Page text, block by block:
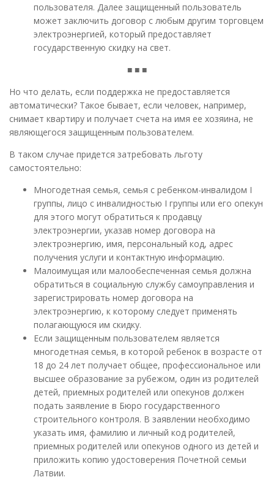
пользователя. Далее защищенный пользователь
может заключить договор с любым другим торговцем
электроэнергией, который предоставляет
государственную скидку на свет.
■ ■ ■
Но что делать, если поддержка не предоставляется
автоматически? Такое бывает, если человек, например,
снимает квартиру и получает счета на имя ее хозяина, не
являющегося защищенным пользователем.
В таком случае придется затребовать льготу
самостоятельно:
Многодетная семья, семья с ребенком-инвалидом I
группы, лицо с инвалидностью I группы или его опекун
для этого могут обратиться к продавцу
электроэнергии, указав номер договора на
электроэнергию, имя, персональный код, адрес
получения услуги и контактную информацию.
Малоимущая или малообеспеченная семья должна
обратиться в социальную службу самоуправления и
зарегистрировать номер договора на
электроэнергию, к которому следует применять
полагающуюся им скидку.
Если защищенным пользователем является
многодетная семья, в которой ребенок в возрасте от
18 до 24 лет получает общее, профессиональное или
высшее образование за рубежом, один из родителей
детей, приемных родителей или опекунов должен
подать заявление в Бюро государственного
строительного контроля. В заявлении необходимо
указать имя, фамилию и личный код родителей,
приемных родителей или опекунов одного из детей и
приложить копию удостоверения Почетной семьи
Латвии.